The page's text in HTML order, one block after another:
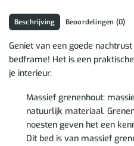
Beschrijving Beoordelingen (0)
Geniet van een goede
bedframe! Het is een
je interieur.
Massief grenenhout:
natuurlijk materiaal.
noesten geven het een
Dit bed is van massief